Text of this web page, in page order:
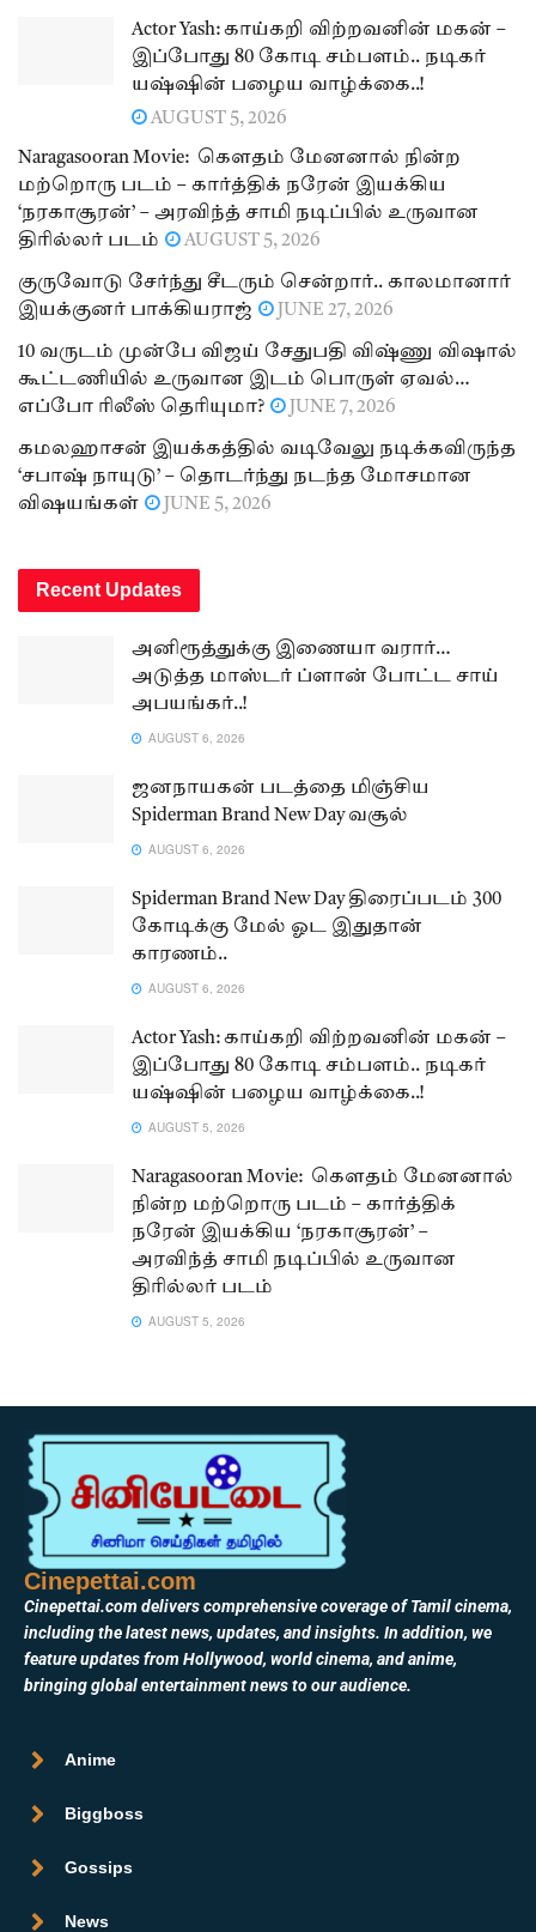
Actor Yash: காய்கறி விற்றவனின் மகன் –
இப்போது 80 கோடி சம்பளம்.. நடிகர்
யஷ்ஷின் பழைய வாழ்க்கை..!
AUGUST 5, 2026
Naragasooran Movie: கௌதம் மேனனால் நின்ற
மற்றொரு படம் – கார்த்திக் நரேன் இயக்கிய
‘நரகாசூரன்’ – அரவிந்த் சாமி நடிப்பில் உருவான
திரில்லர் படம்
AUGUST 5, 2026
குருவோடு சேர்ந்து சீடரும் சென்றார்.. காலமானார்
இயக்குனர் பாக்கியராஜ்
JUNE 27, 2026
10 வருடம் முன்பே விஜய் சேதுபதி விஷ்ணு விஷால்
கூட்டணியில் உருவான இடம் பொருள் ஏவல்…
எப்போ ரிலீஸ் தெரியுமா?
JUNE 7, 2026
கமலஹாசன் இயக்கத்தில் வடிவேலு நடிக்கவிருந்த
‘சபாஷ் நாயுடு’ – தொடர்ந்து நடந்த மோசமான
விஷயங்கள்
JUNE 5, 2026
Recent Updates
அனிரூத்துக்கு இணையா வரார்…
அடுத்த மாஸ்டர் ப்ளான் போட்ட சாய்
அபயங்கர்..!
AUGUST 6, 2026
ஜனநாயகன் படத்தை மிஞ்சிய
Spiderman Brand New Day வசூல்
AUGUST 6, 2026
Spiderman Brand New Day திரைப்படம் 300
கோடிக்கு மேல் ஓட இதுதான்
காரணம்..
AUGUST 6, 2026
Actor Yash: காய்கறி விற்றவனின் மகன் –
இப்போது 80 கோடி சம்பளம்.. நடிகர்
யஷ்ஷின் பழைய வாழ்க்கை..!
AUGUST 5, 2026
Naragasooran Movie: கௌதம் மேனனால்
நின்ற மற்றொரு படம் – கார்த்திக்
நரேன் இயக்கிய ‘நரகாசூரன்’ –
அரவிந்த் சாமி நடிப்பில் உருவான
திரில்லர் படம்
AUGUST 5, 2026
Cinepettai.com
Cinepettai.com delivers comprehensive coverage of Tamil cinema,
including the latest news, updates, and insights. In addition, we
feature updates from Hollywood, world cinema, and anime,
bringing global entertainment news to our audience.
Anime
Biggboss
Gossips
News